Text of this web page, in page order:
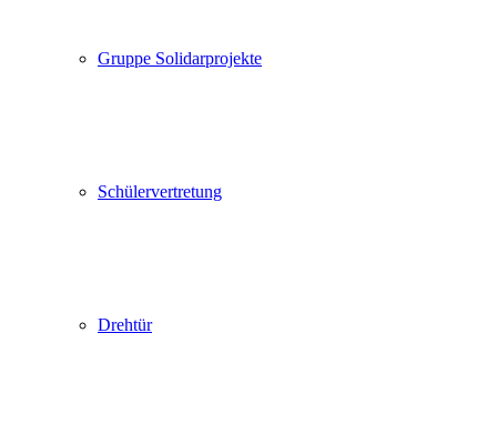
Gruppe Solidarprojekte
Schülervertretung
Drehtür